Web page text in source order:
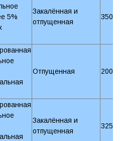
5%
Закалённая и
отпущенная
350
Отпущенная 200
Закалённая и
отпущенная
325